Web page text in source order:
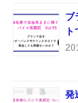
ブ
発